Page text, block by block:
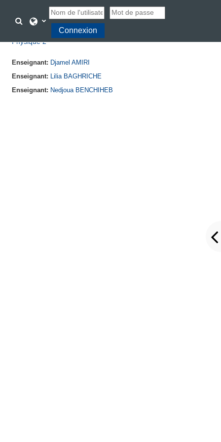
Activer/désactiver la saisie de recherche
Connexion
Physique 2
Enseignant: Djamel AMIRI
Enseignant: Lilia BAGHRICHE
Enseignant: Nedjoua BENCHIHEB